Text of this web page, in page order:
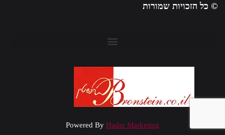
© כל הזכויות שמורות
Powered By Hadar Marketing